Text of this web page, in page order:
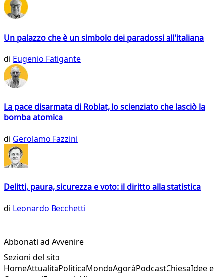
Un palazzo che è un simbolo dei paradossi all'italiana
di Eugenio Fatigante
La pace disarmata di Roblat, lo scienziato che lasciò la
bomba atomica
di Gerolamo Fazzini
Delitti, paura, sicurezza e voto: il diritto alla statistica
di Leonardo Becchetti
Abbonati ad Avvenire
Sezioni del sito
HomeAttualitàPoliticaMondoAgoràPodcastChiesaIdee e